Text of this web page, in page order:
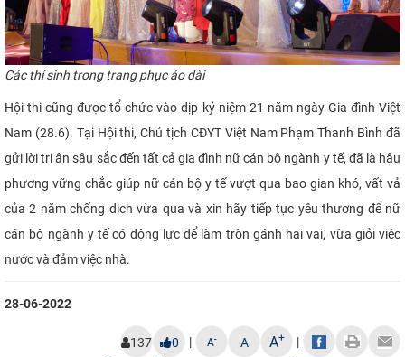
Các thí sinh trong trang phục áo dài
Hội thi cũng được tổ chức vào dịp kỷ niệm 21 năm ngày Gia đình Việt
Nam (28.6). Tại Hội thi, Chủ tịch CĐYT Việt Nam Phạm Thanh Bình đã
gửi lời tri ân sâu sắc đến tất cả gia đình nữ cán bộ ngành y tế, đã là hậu
phương vững chắc giúp nữ cán bộ y tế vượt qua bao gian khó, vất vả
của 2 năm chống dịch vừa qua và xin hãy tiếp tục yêu thương để nữ
cán bộ ngành y tế có động lực để làm tròn gánh hai vai, vừa giỏi việc
nước và đảm việc nhà.
28-06-2022
137 0 | A- A A+ |